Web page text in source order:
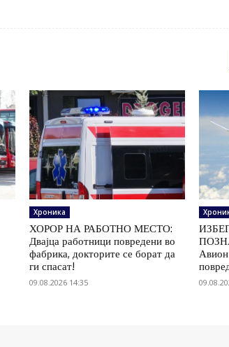
Хроника
ХОРОР НА РАБОТНО МЕСТО:
Двајца работници повредени во
фабрика, докторите се борат да
ги спасат!
09.08.2026 14:35
Авион